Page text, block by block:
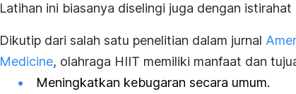
Latihan ini biasanya diselingi juga dengan
Dikutip dari salah satu penelitian dalam jurnal
Medicine, olahraga HIIT memiliki manfaat dan
Meningkatkan kebugaran secara umum.